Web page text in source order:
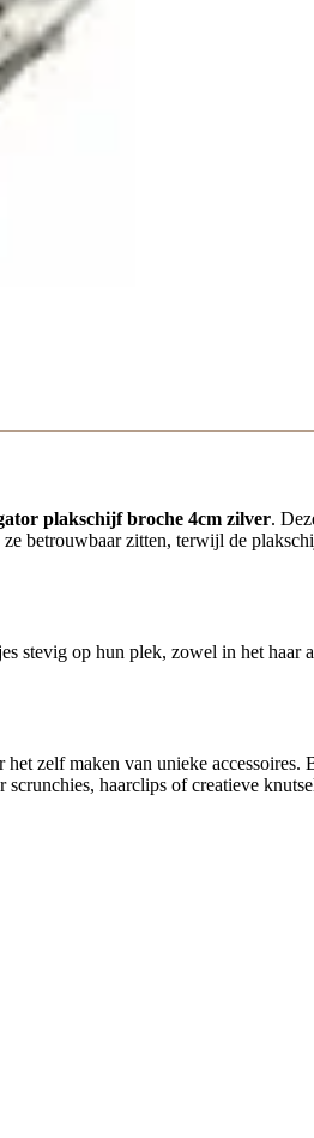
plakschijf broche 4cm zilver.
betrouwbaar zitten, terwijl de
stevig op hun plek, zowel in het
het zelf maken van unieke
haarclips of creatieve